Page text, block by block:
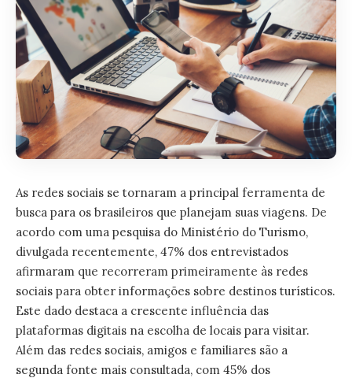
As redes sociais se tornaram a principal ferramenta de
busca para os brasileiros que planejam suas viagens. De
acordo com uma pesquisa do Ministério do Turismo,
divulgada recentemente, 47% dos entrevistados
afirmaram que recorreram primeiramente às redes
sociais para obter informações sobre destinos turísticos.
Este dado destaca a crescente influência das
plataformas digitais na escolha de locais para visitar.
Além das redes sociais, amigos e familiares são a
segunda fonte mais consultada, com 45% dos